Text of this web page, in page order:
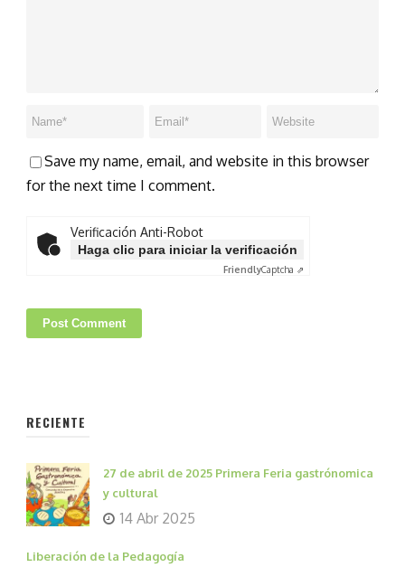
Save my name, email, and website in this browser
for the next time I comment.
Verificación Anti-Robot
Haga clic para iniciar la verificación
FriendlyCaptcha ⇗
RECIENTE
27 de abril de 2025 Primera Feria gastrónomica
y cultural
14 Abr 2025
Liberación de la Pedagogía